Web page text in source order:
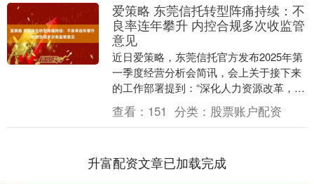
爱策略 东莞信托转型阵痛持续：不
良率连年攀升 内控合规多次收监管
意见
近日爱策略，东莞信托官方发布2025年第
一季度经营分析会简讯，会上关于接下来
的工作部署提到：“深化人力资源改革，加
强‘瘦身健体’方案落实。” 《中国经营报》
记者....
查看： 151 分类： 股票账户配资
升富配资文章已加载完成